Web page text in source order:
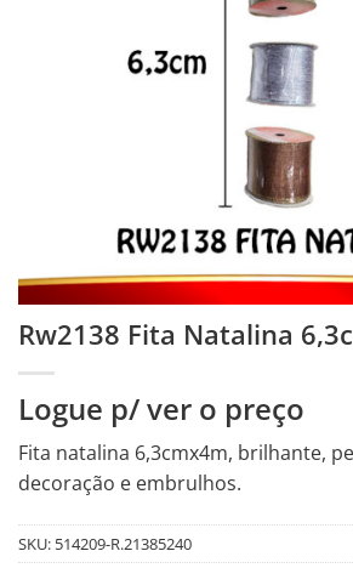
Rw2138 Fita Natalina
Logue p/ ver o preço
Fita natalina 6,3cmx4m, brilhante,
decoração e embrulhos.
SKU: 514209-R.21385240